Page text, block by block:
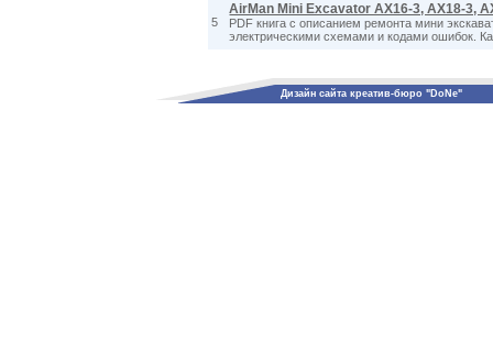
5
AirMan Mini Excavator AX16-3, AX18-3,
PDF книга с описанием ремонта мини
электрическими схемами и кодами ошибок.
Дизайн сайта креатив-бюро "DoNe"